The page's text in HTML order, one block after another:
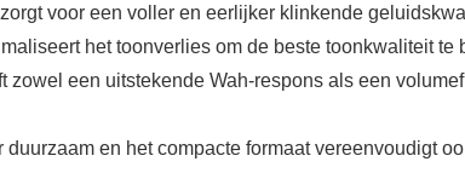
voor een voller en eerlijker klinkende
het toonverlies om de beste toonkwaliteit te
een uitstekende Wah-respons als een
en het compacte formaat vereenvoudigt